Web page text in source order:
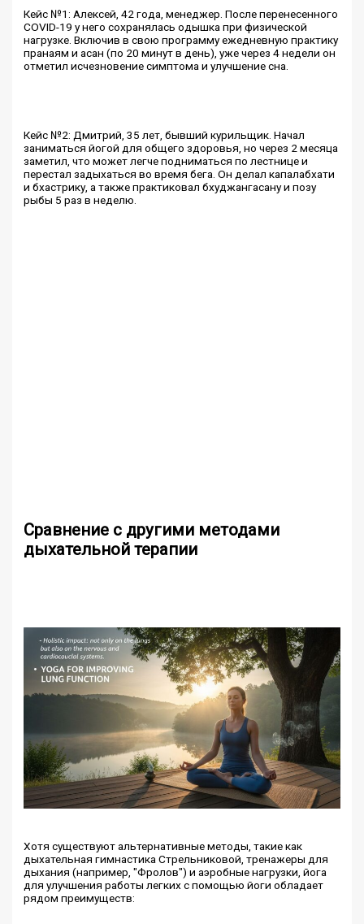
Кейс №1: Алексей, 42 года, менеджер. После перенесенного
COVID-19 у него сохранялась одышка при физической
нагрузке. Включив в свою программу ежедневную практику
пранаям и асан (по 20 минут в день), уже через 4 недели он
отметил исчезновение симптома и улучшение сна.
Кейс №2: Дмитрий, 35 лет, бывший курильщик. Начал
заниматься йогой для общего здоровья, но через 2 месяца
заметил, что может легче подниматься по лестнице и
перестал задыхаться во время бега. Он делал капалабхати
и бхастрику, а также практиковал бхуджангасану и позу
рыбы 5 раз в неделю.
Сравнение с другими методами
дыхательной терапии
Хотя существуют альтернативные методы, такие как
дыхательная гимнастика Стрельниковой, тренажеры для
дыхания (например, "Фролов") и аэробные нагрузки, йога
для улучшения работы легких с помощью йоги обладает
рядом преимуществ: